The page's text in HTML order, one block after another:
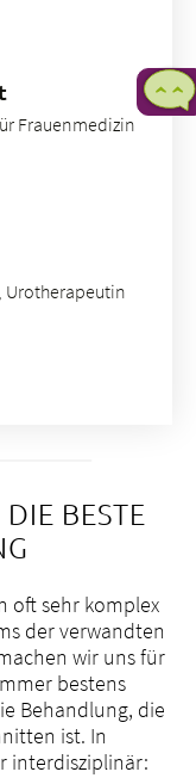
Frauenmedizin
Urotherapeutin
BESTE
oft sehr komplex
der verwandten
wir uns für
bestens
Behandlung, die
ist. In
interdisziplinär: